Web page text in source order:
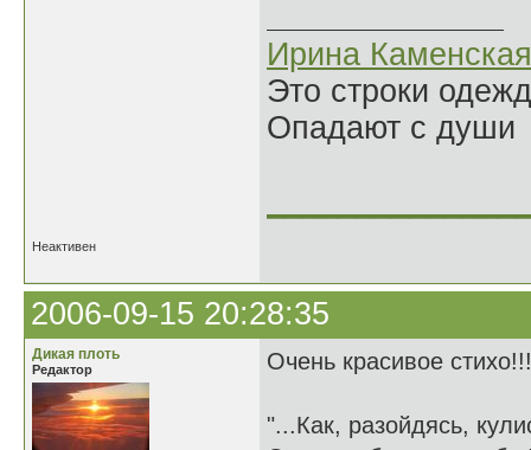
Ирина Каменская
Это строки
Опадают с души
Неактивен
2006-09-15 20:28:35
Дикая плоть
Редактор Очень красивое стихо!!!
"...Как, разойдясь,